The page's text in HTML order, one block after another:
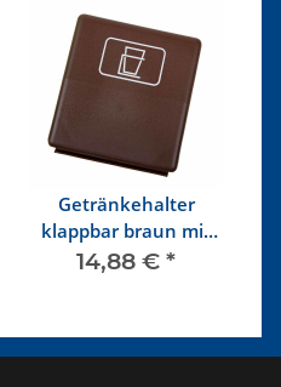
Getränkehalter
klappbar braun mit
Aufdruck
14,88 € *